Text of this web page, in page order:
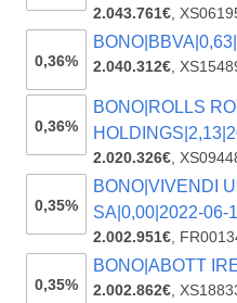
2.043.761€,
0,36% 2.040.312€,
0,36%
BONO|ROLLS
2.020.326€,
0,35%
BONO|VIVENDI
SA|0,00|2022-06-
2.002.951€,
0,35%
BONO|ABOTT
2.002.862€,